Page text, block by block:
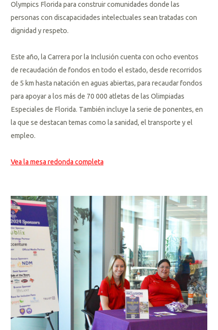
Olympics Florida para construir comunidades donde las
personas con discapacidades intelectuales sean tratadas con
dignidad y respeto.
Este año, la Carrera por la Inclusión cuenta con ocho eventos
de recaudación de fondos en todo el estado, desde recorridos
de 5 km hasta natación en aguas abiertas, para recaudar fondos
para apoyar a los más de 70 000 atletas de las Olimpiadas
Especiales de Florida. También incluye la serie de ponentes, en
la que se destacan temas como la sanidad, el transporte y el
empleo.
Vea la mesa redonda completa